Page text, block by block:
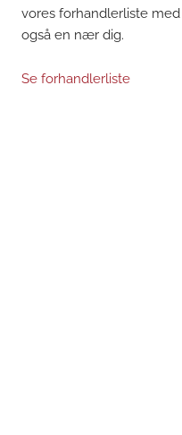
vores forhandlerliste
også en nær dig.
Se forhandlerliste